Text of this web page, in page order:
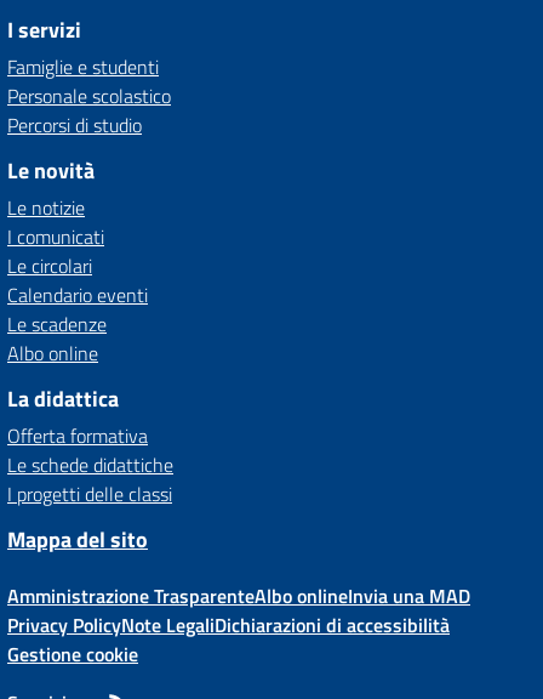
I servizi
Famiglie e studenti
Personale scolastico
Percorsi di studio
Le novità
Le notizie
I comunicati
Le circolari
Calendario eventi
Le scadenze
Albo online
La didattica
Offerta formativa
Le schede didattiche
I progetti delle classi
Mappa del sito
Amministrazione TrasparenteAlbo onlineInvia una MAD
Privacy PolicyNote LegaliDichiarazioni di accessibilità
Gestione cookie